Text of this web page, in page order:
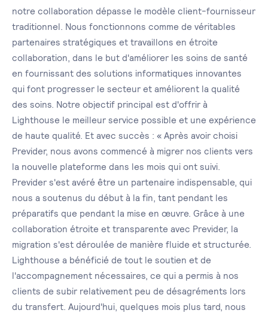
notre collaboration dépasse le modèle client-fournisseur
traditionnel. Nous fonctionnons comme de véritables
partenaires stratégiques et travaillons en étroite
collaboration, dans le but d'améliorer les soins de santé
en fournissant des solutions informatiques innovantes
qui font progresser le secteur et améliorent la qualité
des soins. Notre objectif principal est d'offrir à
Lighthouse le meilleur service possible et une expérience
de haute qualité. Et avec succès : « Après avoir choisi
Previder, nous avons commencé à migrer nos clients vers
la nouvelle plateforme dans les mois qui ont suivi.
Previder s'est avéré être un partenaire indispensable, qui
nous a soutenus du début à la fin, tant pendant les
préparatifs que pendant la mise en œuvre. Grâce à une
collaboration étroite et transparente avec Previder, la
migration s'est déroulée de manière fluide et structurée.
Lighthouse a bénéficié de tout le soutien et de
l'accompagnement nécessaires, ce qui a permis à nos
clients de subir relativement peu de désagréments lors
du transfert. Aujourd'hui, quelques mois plus tard, nous